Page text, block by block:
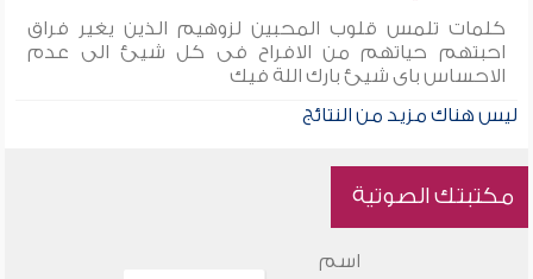
كلمات تلمس قلوب المحبين لزوهيم الذين يغير فراق
احبتهم حياتهم من الافراح فى كل شيئ الى عدم
الاحساس باى شيئ بارك اللة فيك
ليس هناك مزيد من النتائج
مكتبتك الصوتية
اسم